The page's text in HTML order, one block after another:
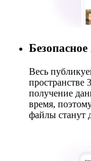
Весь
пространстве
получение
время,
файлы станут